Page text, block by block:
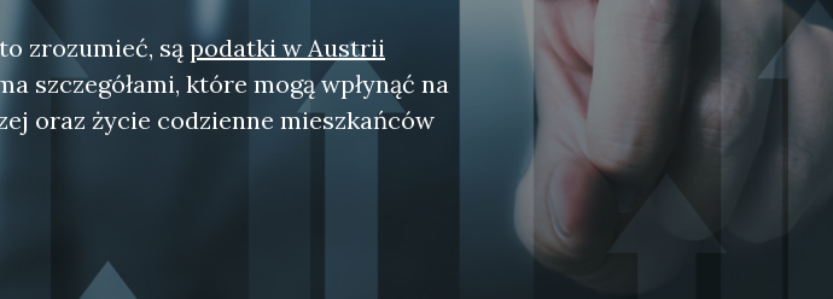
zrozumieć, są podatki w Austrii
szczegółami, które mogą wpłynąć na
oraz życie codzienne mieszkańców